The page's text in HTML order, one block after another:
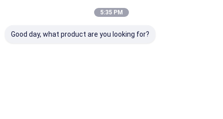
5:35 PM
Good day, what product are you looking for?